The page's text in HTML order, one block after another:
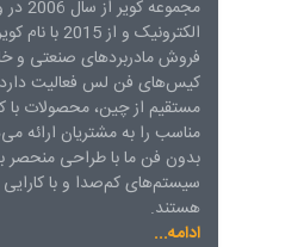
الکترونیک و از
فروش مادربردهای صنعتی و
کیس‌های فن لس فعالیت دارد.
مستقیم از چین، محصولات
مناسب را به مشتریان ارائه
بدون فن ما با طراحی منحصر
سیستم‌های کم‌صدا و با کارایی
هستند.
ادامه...